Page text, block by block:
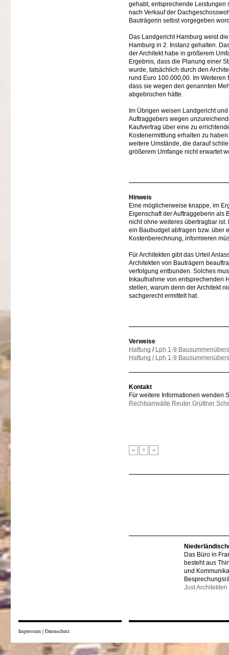
gehabt, entsprechende Leistungen
nach Verkauf der
Bauträgerin selbst vorgegeben
Das Landgericht Hamburg weist
Hamburg in 2. Instanz gehalten.
der Architekt habe in größerem
Ergebnis, dass die Planung einer
wurde, tatsächlich durch den
rund Euro 100.000,00. Im
dass sie wegen den genannten
abgebrochen hätte.
Im Übrigen weisen Landgericht
Auftraggebers wegen
Kaufvertrag über eine zu
Kostenermittlung erhalten zu
weitere Umstände, die darauf
größerem Umfange nicht erwartet
Hinweis
Eine möglicherweise knappe, im
Eigenschaft der Auftraggeberin als
nicht ohne weiteres übertragbar
ein Baubudget abfragen bzw. über
Kostenberechnung, informieren
Für Architekten gibt das Urteil
Architekten von Bauträgern
verfolgung entbunden. Solches
Inkaufnahme von entsprechenden
stellen, warum denn der Architekt
sachgerecht ermittelt hat.
Verweise
Haftung / Lph 1-9
Haftung / Lph 1-9
Kontakt
Für weitere Informationen wenden
Rechtsanwälte Reuter Grüttner
Das Büro in
besteht aus
und
Just Architekten
Impressum | Datenschutz